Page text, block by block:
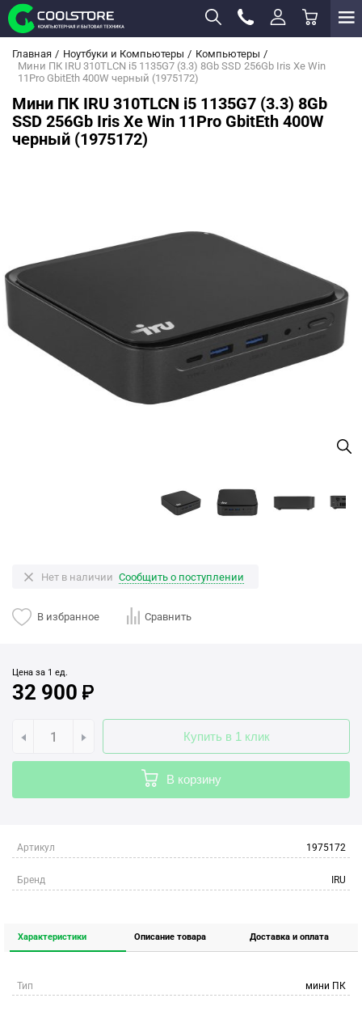
Главная Ноутбуки и Компьютеры
Компьютеры
Мини ПК IRU 310TLCN i5 1135G7 (3.3) 8Gb SSD 256Gb Iris Xe Win
11Pro GbitEth 400W черный (1975172)
Мини ПК IRU 310TLCN i5 1135G7 (3.3) 8Gb
SSD 256Gb Iris Xe Win 11Pro GbitEth 400W
черный (1975172)
Нет в наличии Сообщить о поступлении
В избранное Сравнить
Цена за 1 ед.
32 900
Купить в 1 клик
В корзину
Артикул 1975172
Бренд IRU
Характеристики Описание товара Доставка и оплата
Тип мини ПК